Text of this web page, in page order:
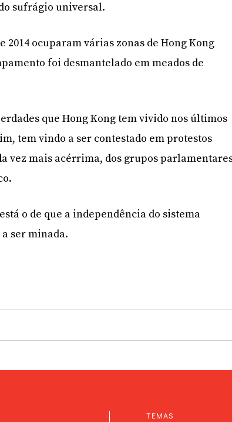
sufrágio universal.
2014 ocuparam várias zonas de Hong Kong
foi desmantelado em meados de
que Hong Kong tem vivido nos últimos
tem vindo a ser contestado em protestos
vez mais acérrima, dos grupos
o de que a independência do sistema
ser minada.
TEMAS